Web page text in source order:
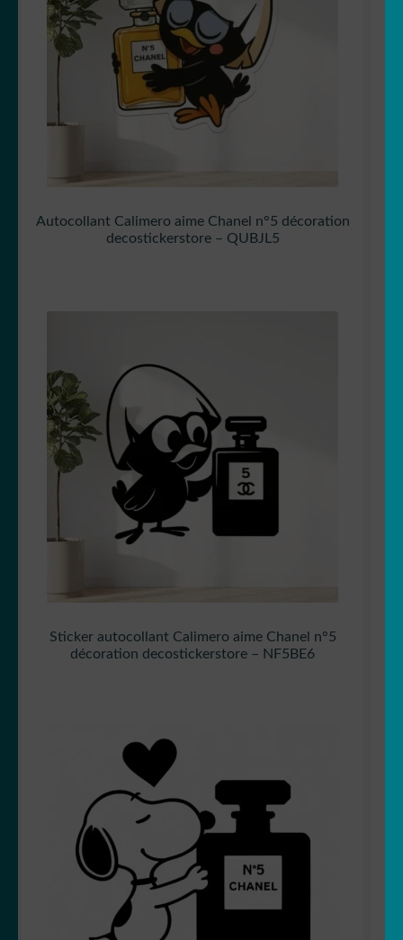
Autocollant Calimero aime Chanel n°5 décoration
decostickerstore – QUBJL5
Sticker autocollant Calimero aime Chanel n°5
décoration decostickerstore – NF5BE6